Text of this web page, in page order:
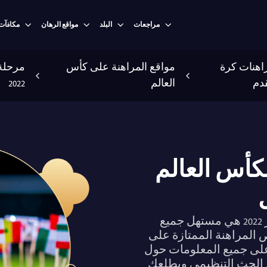
مواقع الرهان البلد مراجعات
كرة
مواقع المراهنة على كأس
العالم
2022
العالم
إن مرحلة المجموعات لكأس العالم قطر 2022 هي مستهل جميع
المراهنة الممتازة على
جميع المعلومات حول